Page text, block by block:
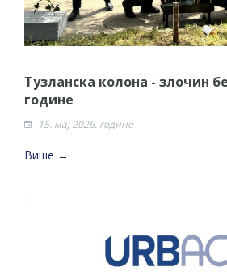
Тузланска колона - злочин
године
15. мај 2026. године
Више →